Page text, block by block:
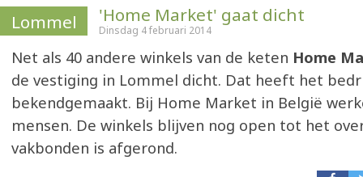
Lommel 'Home Market' gaat dicht
Dinsdag 4 februari 2014
Net als 40 andere winkels van de keten Home
de vestiging in Lommel dicht. Dat heeft het
bekendgemaakt. Bij Home Market in België
mensen. De winkels blijven nog open tot het
vakbonden is afgerond.